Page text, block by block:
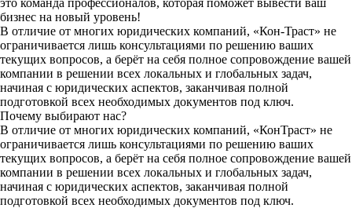
это команда профессионалов, которая поможет вывести ваш
бизнес на новый уровень!
В отличие от многих юридических компаний, «Кон-Траст» не
ограничивается лишь консультациями по решению ваших
текущих вопросов, а берёт на себя полное сопровождение вашей
компании в решении всех локальных и глобальных задач,
начиная с юридических аспектов, заканчивая полной
подготовкой всех необходимых документов под ключ.
Почему выбирают нас?
В отличие от многих юридических компаний, «КонТраст» не
ограничивается лишь консультациями по решению ваших
текущих вопросов, а берёт на себя полное сопровождение вашей
компании в решении всех локальных и глобальных задач,
начиная с юридических аспектов, заканчивая полной
подготовкой всех необходимых документов под ключ.